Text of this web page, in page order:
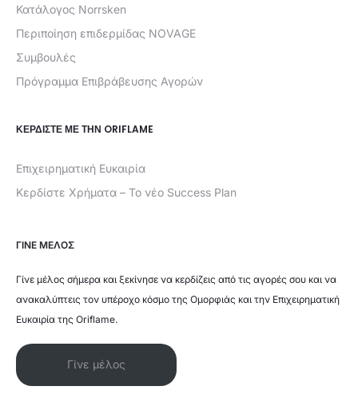
Κατάλογος Norrsken
Περιποίηση επιδερμίδας NOVAGE
Συμβουλές
Πρόγραμμα Επιβράβευσης Αγορών
ΚΕΡΔΊΣΤΕ ΜΕ ΤΗΝ ORIFLAME
Επιχειρηματική Ευκαιρία
Κερδίστε Χρήματα – Το νέο Success Plan
ΓΙΝΕ ΜΕΛΟΣ
Γίνε μέλος σήμερα και ξεκίνησε να κερδίζεις από τις αγορές σου και να
ανακαλύπτεις τον υπέροχο κόσμο της Ομορφιάς και την Επιχειρηματική
Ευκαιρία της Oriflame.
Γίνε μέλος